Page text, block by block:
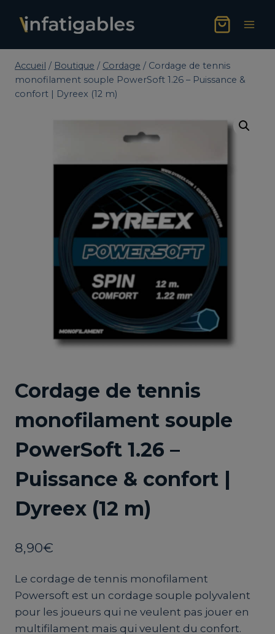
Accueil / Boutique / Cordage / Cordage de tennis
monofilament souple PowerSoft 1.26 – Puissance &
confort | Dyreex (12 m)
Cordage de tennis
monofilament souple
PowerSoft 1.26 –
Puissance & confort |
Dyreex (12 m)
8,90€
Le cordage de tennis monofilament
Powersoft est un cordage souple polyvalent
pour les joueurs qui ne veulent pas jouer en
multifilament mais qui veulent du confort.